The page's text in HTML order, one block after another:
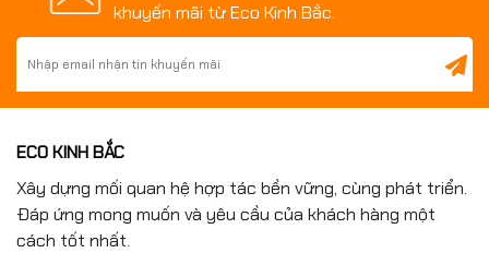
khuyến mãi từ Eco Kinh Bắc.
ECO KINH BẮC
Xây dựng mối quan hệ hợp tác bền vững, cùng phát triển.
Đáp ứng mong muốn và yêu cầu của khách hàng một
cách tốt nhất.